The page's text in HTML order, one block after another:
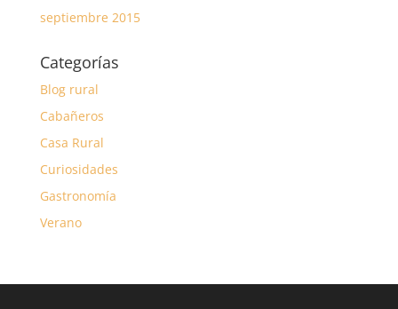
septiembre 2015
Categorías
Blog rural
Cabañeros
Casa Rural
Curiosidades
Gastronomía
Verano